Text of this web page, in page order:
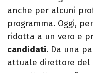
anche per alcuni
programma. Oggi,
ridotta a un vero e
candidati. Da una
attuale direttore del